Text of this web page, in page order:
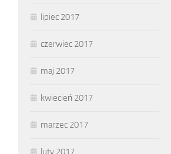
lipiec 2017
czerwiec 2017
maj 2017
kwiecień 2017
marzec 2017
luty 2017